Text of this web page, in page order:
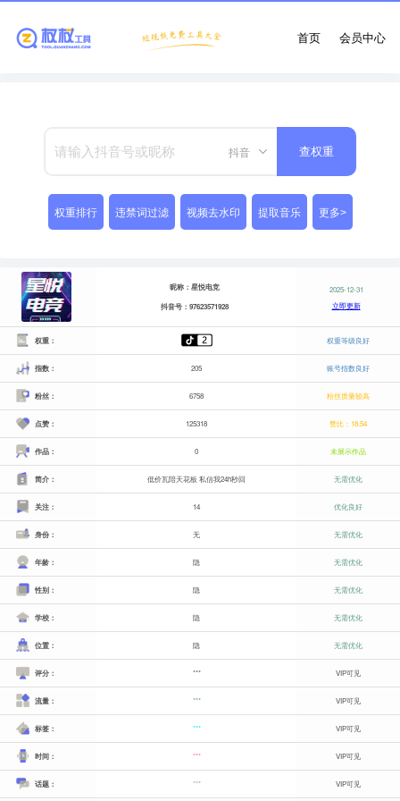
会员中心
首页
抖音 查权重
权重排行 违禁词过滤 视频去水印 提取音乐 更多>
昵称：星悦电竞
抖音号：97623571928
2025-12-31
立即更新
权重： 权重等级良好
指数： 205 账号指数良好
粉丝： 6758 粉丝质量较高
点赞： 125318 赞比：18.54
作品： 0 未展示作品
简介： 低价瓦陪天花板 私信我24h秒回 无需优化
关注： 14 优化良好
身份： 无 无需优化
年龄： 隐 无需优化
性别： 隐 无需优化
学校： 隐 无需优化
位置： 隐 无需优化
评分： *** VIP可见
流量： *** VIP可见
标签： *** VIP可见
时间： *** VIP可见
话题： *** VIP可见